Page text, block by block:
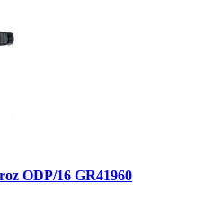
ODP/16 GR41960